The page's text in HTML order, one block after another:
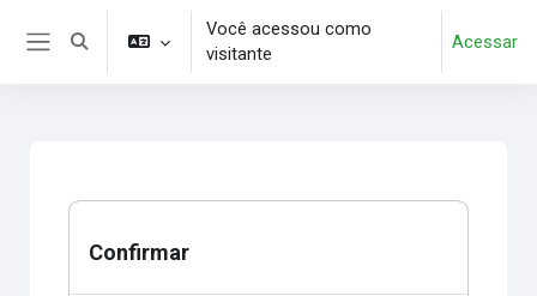
Ir para o conteúdo principal
Alternar entrada de pesquisa
Você acessou como
visitante
Acessar
Confirmar